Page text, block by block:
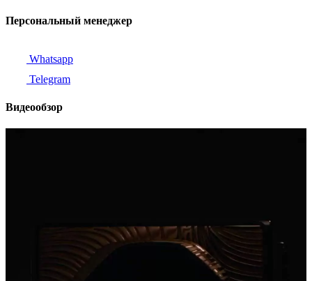
Персональный менеджер
Whatsapp
Telegram
Видеообзор